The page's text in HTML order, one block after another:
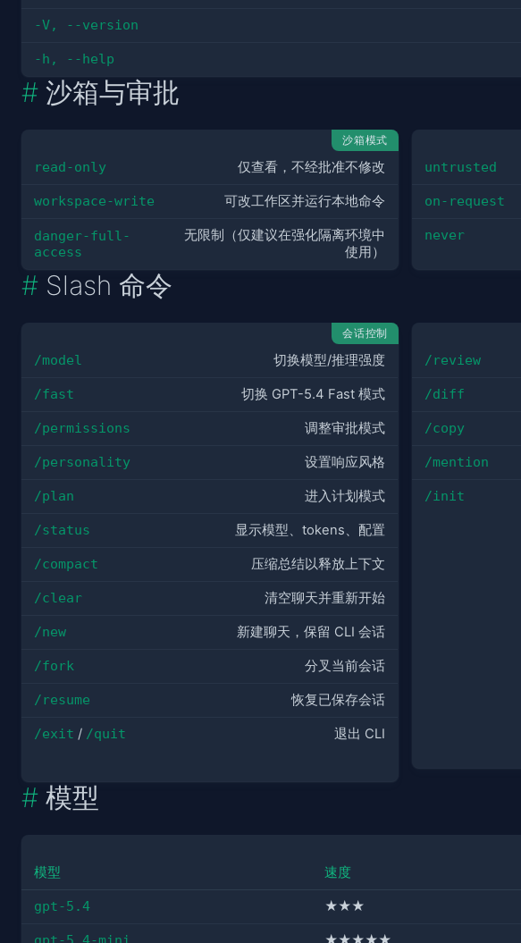
-V, --version
-h, --help
沙箱与审批
沙箱模式
read-only 仅查看，不经批准不修改
workspace-write 可改工作区并运行本地命令
danger-full-
access
无限制（仅建议在强化隔离环境中
使用）
untrusted
on-request
never
Slash 命令
会话控制
/model 切换模型/推理强度
/fast 切换 GPT-5.4 Fast 模式
/permissions 调整审批模式
/personality 设置响应风格
/plan 进入计划模式
/status 显示模型、tokens、配置
/compact 压缩总结以释放上下文
/clear 清空聊天并重新开始
/new 新建聊天，保留 CLI 会话
/fork 分叉当前会话
/resume 恢复已保存会话
/exit / /quit 退出 CLI
/review
/diff
/copy
/mention
/init
模型
模型 速度
gpt-5.4 ★★★